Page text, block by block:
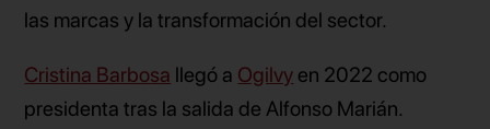
las marcas y la transformación del sector.
Cristina Barbosa llegó a Ogilvy en 2022 como
presidenta tras la salida de Alfonso Marián.